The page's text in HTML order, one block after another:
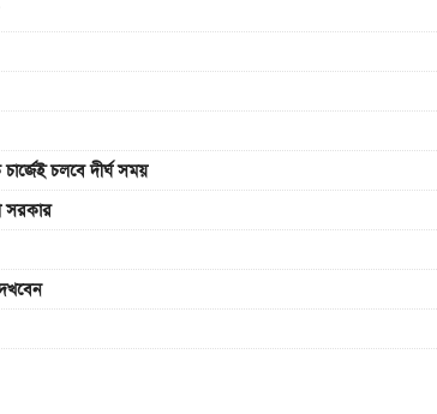
চলবে দীর্ঘ সময়
সরকার